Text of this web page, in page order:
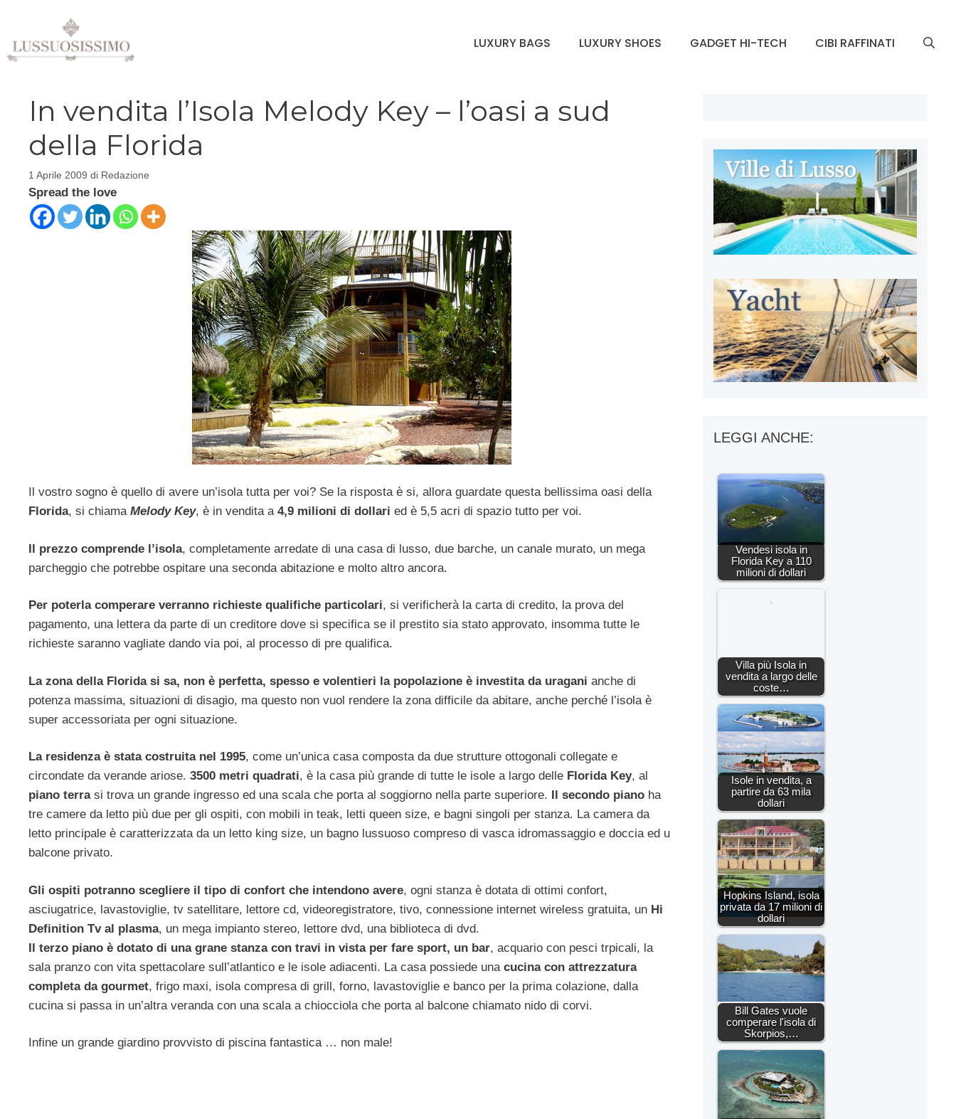
contenuto
LUXURY BAGS LUXURY SHOES GADGET HI-TECH CIBI RAFFINATI
In vendita l’Isola Melody Key – l’oasi a sud
della Florida
1 Aprile 2009 di Redazione
Spread the love
Il vostro sogno è quello di avere un’isola tutta per voi? Se la risposta è si, allora guardate questa bellissima oasi della
Florida, si chiama Melody Key, è in vendita a 4,9 milioni di dollari ed è 5,5 acri di spazio tutto per voi.
Il prezzo comprende l’isola, completamente arredate di una casa di lusso, due barche, un canale murato, un mega
parcheggio che potrebbe ospitare una seconda abitazione e molto altro ancora.
Per poterla comperare verranno richieste qualifiche particolari, si verificherà la carta di credito, la prova del
pagamento, una lettera da parte di un creditore dove si specifica se il prestito sia stato approvato, insomma tutte le
richieste saranno vagliate dando via poi, al processo di pre qualifica.
La zona della Florida si sa, non è perfetta, spesso e volentieri la popolazione è investita da uragani anche di
potenza massima, situazioni di disagio, ma questo non vuol rendere la zona difficile da abitare, anche perché l’isola è
super accessoriata per ogni situazione.
La residenza è stata costruita nel 1995, come un’unica casa composta da due strutture ottogonali collegate e
circondate da verande ariose. 3500 metri quadrati, è la casa più grande di tutte le isole a largo delle Florida Key, al
piano terrasi trova un grande ingresso ed una scala che porta al soggiorno nella parte superiore. Il secondo piano ha
tre camere da letto più due per gli ospiti, con mobili in teak, letti queen size, e bagni singoli per stanza. La camera da
letto principale è caratterizzata da un letto king size, un bagno lussuoso compreso di vasca idromassaggio e doccia ed u
balcone privato.
Gli ospiti potranno scegliere il tipo di confort che intendono avere, ogni stanza è dotata di ottimi confort,
asciugatrice, lavastoviglie, tv satellitare, lettore cd, videoregistratore, tivo, connessione internet wireless gratuita, un Hi
Definition Tv al plasma, un mega impianto stereo, lettore dvd, una biblioteca di dvd.
Il terzo piano è dotato di una grane stanza con travi in vista per fare sport, un bar, acquario con pesci trpicali, la
sala pranzo con vita spettacolare sull’atlantico e le isole adiacenti. La casa possiede una cucina con attrezzatura
completa da gourmet, frigo maxi, isola compresa di grill, forno, lavastoviglie e banco per la prima colazione, dalla
cucina si passa in un’altra veranda con una scala a chiocciola che porta al balcone chiamato nido di corvi.
Infine un grande giardino provvisto di piscina fantastica … non male!
LEGGI ANCHE:
Vendesi isola in
Florida Key a 110
milioni di dollari
Villa più Isola in
vendita a largo delle
coste…
Isole in vendita, a
partire da 63 mila
dollari
Hopkins Island, isola
privata da 17 milioni di
dollari
Bill Gates vuole
comperare l'isola di
Skorpios,…